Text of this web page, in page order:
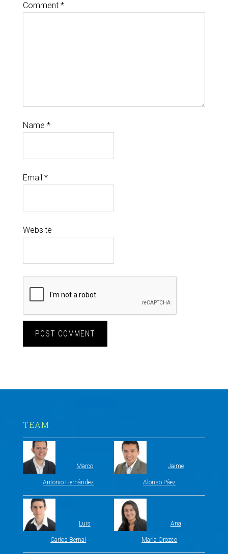
Comment *
Name *
Email *
Website
TEAM
Marco
Antonio Hernández
Jaime
Alonso Páez
Luis
Carlos Bernal
Ana
María Orozco